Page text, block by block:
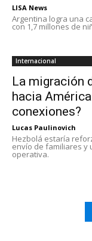
LISA News
Argentina logra una
con 1,7 millones de
Internacional
La migración
hacia
conexiones?
Lucas Paulinovich
Hezbolá estaría
envío de familiares y
operativa.